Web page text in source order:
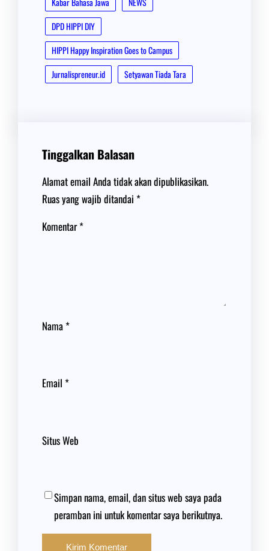
DPD HIPPI DIY
HIPPI Happy Inspiration Goes to Campus
Jurnalispreneur.id
Setyawan Tiada Tara
Tinggalkan Balasan
Alamat email Anda tidak akan dipublikasikan.
Ruas yang wajib ditandai *
Komentar*
Nama *
Email *
Situs Web
Simpan nama, email, dan situs web saya pada
peramban ini untuk komentar saya berikutnya.